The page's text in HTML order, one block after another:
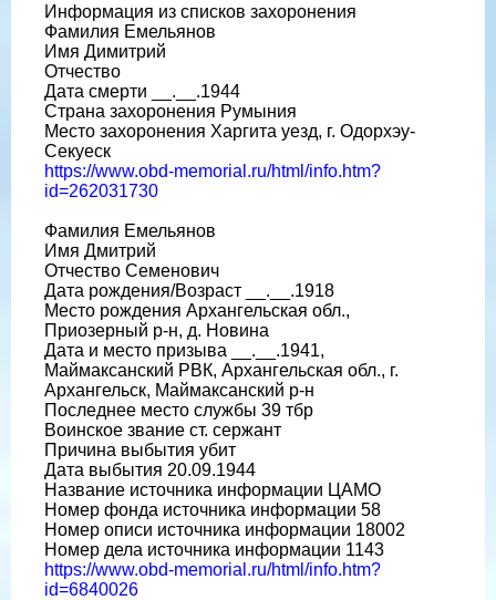
Информация из списков захоронения
Фамилия Емельянов
Имя Димитрий
Отчество
Дата смерти __.__.1944
Страна захоронения Румыния
Место захоронения Харгита уезд, г. Одорхэу-
Секуеск
https://www.obd-memorial.ru/html/info.htm?
id=262031730
Фамилия Емельянов
Имя Дмитрий
Отчество Семенович
Дата рождения/Возраст __.__.1918
Место рождения Архангельская обл.,
Приозерный р-н, д. Новина
Дата и место призыва __.__.1941,
Маймаксанский РВК, Архангельская обл., г.
Архангельск, Маймаксанский р-н
Последнее место службы 39 тбр
Воинское звание ст. сержант
Причина выбытия убит
Дата выбытия 20.09.1944
Название источника информации ЦАМО
Номер фонда источника информации 58
Номер описи источника информации 18002
Номер дела источника информации 1143
https://www.obd-memorial.ru/html/info.htm?
id=6840026